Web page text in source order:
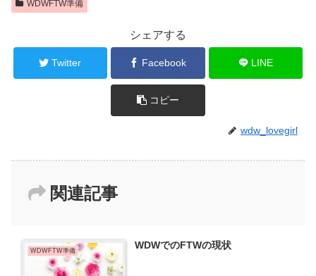
WDWFTW準備
シェアする
Twitter Facebook LINE
コピー
wdw_lovegirl
関連記事
WDWFTW準備 WDWでのFTWの現状